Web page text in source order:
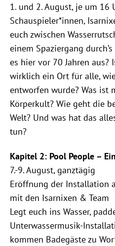
1. und 2. August, je um 16
Schauspieler*innen,
euch zwischen
einem Spaziergang
es hier vor 70 Jahren aus?
wirklich ein Ort für alle,
entworfen wurde? Was ist
Körperkult? Wie geht die
Welt? Und was hat das
tun?
Kapitel 2: Pool People –
7.-9. August, ganztägig
Eröffnung der Installation
mit den Isarnixen & Team
Legt euch ins Wasser,
Unterwassermusik-
kommen Badegäste zu